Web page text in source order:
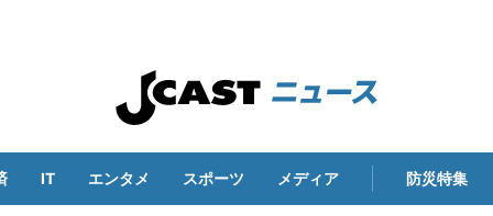
IT エンタメ スポーツ メディア 防災特集